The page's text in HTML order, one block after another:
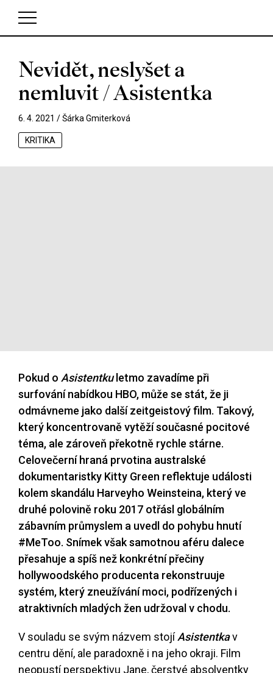
V košíku zatím nemáte žádné položky.
Nevidět, neslyšet a
nemluvit / Asistentka
6. 4. 2021 /Šárka Gmiterková
KRITIKA
Pokud o Asistentkuletmo zavadíme při
surfování nabídkou HBO, může se stát, že ji
odmávneme jako další zeitgeistový film. Takový,
který koncentrovaně vytěží současné pocitové
téma, ale zároveň překotně rychle stárne.
Celovečerní hraná prvotina australské
dokumentaristky Kitty Green reflektuje události
kolem skandálu Harveyho Weinsteina, který ve
druhé polovině roku 2017 otřásl globálním
zábavním průmyslem a uvedl do pohybu hnutí
#MeToo. Snímek však samotnou aféru dalece
přesahuje a spíš než konkrétní přečiny
hollywoodského producenta rekonstruuje
systém, který zneužívání moci, podřízených i
atraktivních mladých žen udržoval v chodu.
V souladu se svým názvem stojíAsistentkav
centru dění, ale paradoxně i na jeho okraji. Film
neopustí perspektivu Jane, čerstvé absolventky